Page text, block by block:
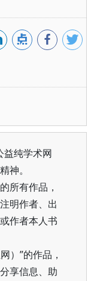
纯学术网
神。
所有作品，
明作者、出
作者本人书
）”的作品，
享信息、助